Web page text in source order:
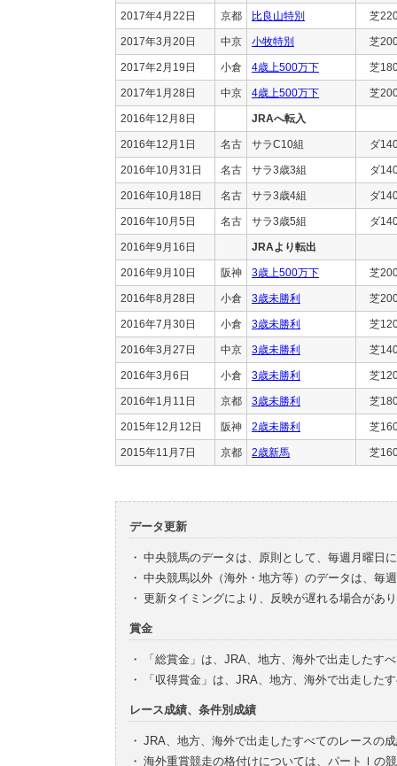
2017年4月22日 京都 比良山特別 芝
2017年3月20日 中京 小牧特別 芝
2017年2月19日 小倉 4歳上500万下 芝
2017年1月28日 中京 4歳上500万下 芝
2016年12月8日 JRAへ転入
2016年12月1日 名古 サラC10組 ダ
2016年10月31日 名古 サラ3歳3組 ダ
2016年10月18日 名古 サラ3歳4組 ダ
2016年10月5日 名古 サラ3歳5組 ダ
2016年9月16日 JRAより転出
2016年9月10日 阪神 3歳上500万下 芝
2016年8月28日 小倉 3歳未勝利 芝
2016年7月30日 小倉 3歳未勝利 芝
2016年3月27日 中京 3歳未勝利 芝
2016年3月6日 小倉 3歳未勝利 芝
2016年1月11日 京都 3歳未勝利 芝
2015年12月12日 阪神 2歳未勝利 芝
2015年11月7日 京都 2歳新馬 芝
データ更新
・ 中央競馬のデータは、原則として、毎週月曜日
・ 中央競馬以外（海外・地方等）のデータは、毎
・ 更新タイミングにより、反映が遅れる場合があ
賞金
・
「総賞金」は、JRA、地方、海外で出走したす
・
「収得賞金」は、JRA、地方、海外で出走した
レース成績、条件別成績
・ JRA、地方、海外で出走したすべてのレースの
・ 海外重賞競走の格付けについては、パートⅠの